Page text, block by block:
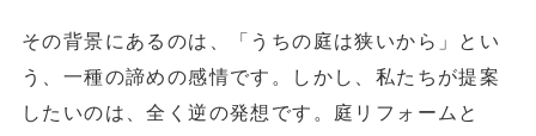
その背景にあるのは、「うちの庭は狭いから」とい
う、一種の諦めの感情です。しかし、私たちが提案
したいのは、全く逆の発想です。庭リフォームと